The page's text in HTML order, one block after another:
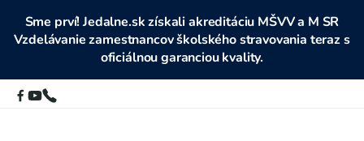
Sme prví! Jedalne.sk získali akreditáciu MŠVV a M SR
Vzdelávanie zamestnancov školského stravovania teraz s
oficiálnou garanciou kvality.